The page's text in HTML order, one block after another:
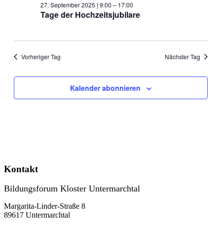
Tage der Hochzeitsjubilare
27. September 2025 | 9:00 – 17:00
Vorheriger Tag Nächster Tag
Kalender abonnieren
Kontakt
Bildungsforum Kloster Untermarchtal
Margarita-Linder-Straße 8
89617 Untermarchtal